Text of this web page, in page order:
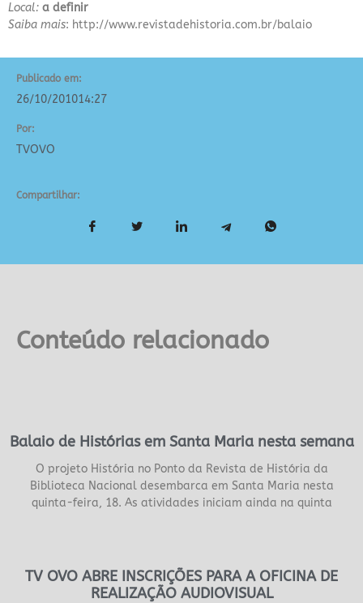
Local: a definir
Saiba mais: http://www.revistadehistoria.com.br/balaio
Publicado em:
26/10/201014:27
Por:
TVOVO
Compartilhar:
Conteúdo relacionado
Balaio de Histórias em Santa Maria nesta semana
O projeto História no Ponto da Revista de História da
Biblioteca Nacional desembarca em Santa Maria nesta
quinta-feira, 18. As atividades iniciam ainda na quinta
TV OVO ABRE INSCRIÇÕES PARA A OFICINA DE
REALIZAÇÃO AUDIOVISUAL